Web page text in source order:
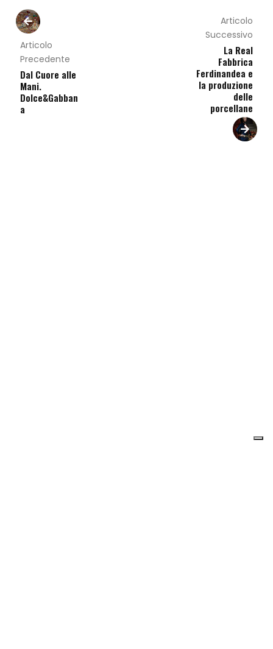
Articolo
Precedente
Dal Cuore alle
Mani.
Dolce&Gabban
a
Articolo
Successivo
La Real
Fabbrica
Ferdinandea e
la produzione
delle
porcellane